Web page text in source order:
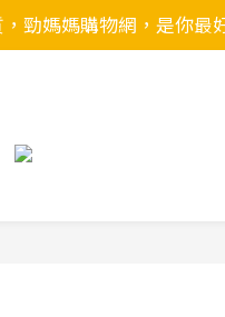
勁媽媽購物網，是你最